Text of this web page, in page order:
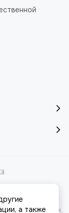
характеристик,
а также